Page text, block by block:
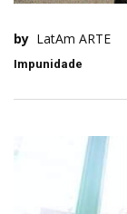
by LatAm ARTE
Impunidade